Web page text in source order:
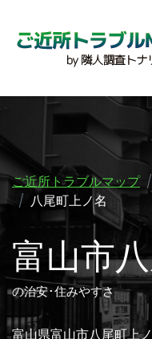
ご近所トラブルマップ
八尾町上ノ名
富山市
の治安･住みやすさ
富山県富山市八尾町上